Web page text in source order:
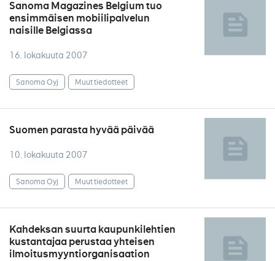
Sanoma Magazines Belgium tuo
ensimmäisen mobiilipalvelun
naisille Belgiassa
16. lokakuuta 2007
Sanoma Oyj Muut tiedotteet
Suomen parasta hyvää päivää
10. lokakuuta 2007
Sanoma Oyj Muut tiedotteet
Kahdeksan suurta kaupunkilehtien
kustantajaa perustaa yhteisen
ilmoitusmyyntiorganisaation